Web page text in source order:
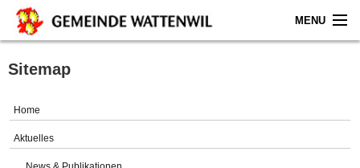
MENU
Home
Gemeinde
Sitemap
Home
Aktuelles